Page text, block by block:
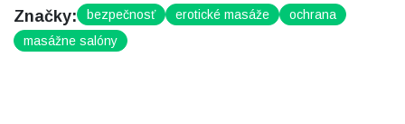
Značky: bezpečnosť erotické masáže
ochrana
masážne salóny